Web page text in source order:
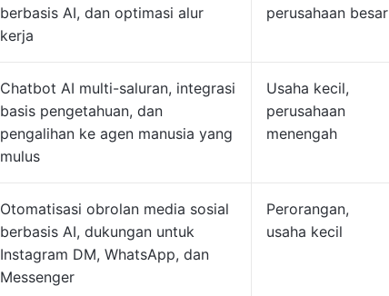
berbasis AI, dan optimasi alur
kerja
perusahaan besar
Chatbot AI multi-saluran, integrasi
basis pengetahuan, dan
pengalihan ke agen manusia yang
mulus
Usaha kecil,
perusahaan
menengah
Otomatisasi obrolan media sosial
berbasis AI, dukungan untuk
Instagram DM, WhatsApp, dan
Messenger
Perorangan,
usaha kecil